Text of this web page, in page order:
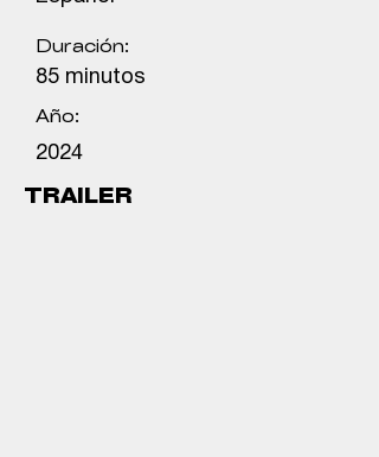
Duración:
85 minutos
Año:
2024
TRAILER